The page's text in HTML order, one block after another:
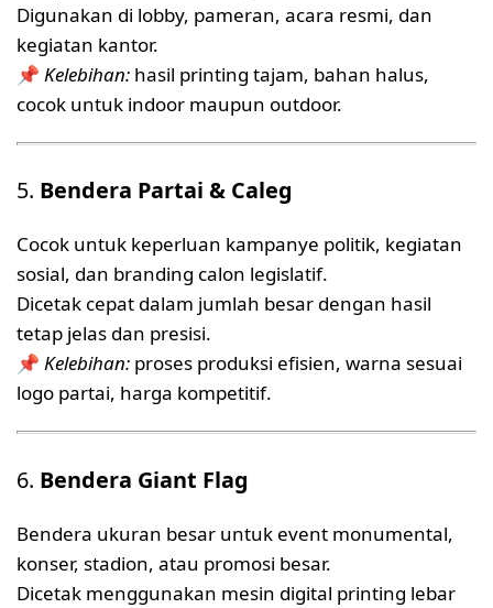
Digunakan di lobby, pameran, acara resmi, dan
kegiatan kantor.
📌 Kelebihan: hasil printing tajam, bahan halus,
cocok untuk indoor maupun outdoor.
5. Bendera Partai & Caleg
Cocok untuk keperluan kampanye politik, kegiatan
sosial, dan branding calon legislatif.
Dicetak cepat dalam jumlah besar dengan hasil
tetap jelas dan presisi.
📌 Kelebihan: proses produksi efisien, warna sesuai
logo partai, harga kompetitif.
6. Bendera Giant Flag
Bendera ukuran besar untuk event monumental,
konser, stadion, atau promosi besar.
Dicetak menggunakan mesin digital printing lebar